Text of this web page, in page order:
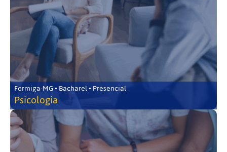
Formiga-MG • Bacharel • Presencial
Psicologia